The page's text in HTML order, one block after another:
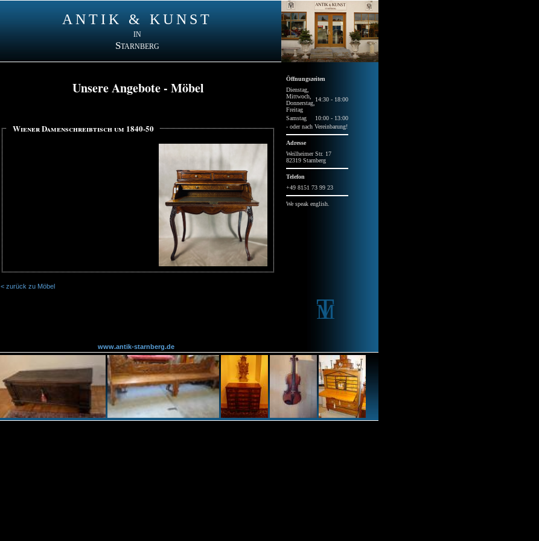
ANTIK & KUNST
in
Starnberg
Unsere Angebote - Möbel
Wiener Damenschreibtisch um 1840-50
< zurück zu Möbel
Öffnungszeiten
Dienstag,
14:30 - 18:00
Mittwoch,
Donnerstag,
Freitag
Samstag
10:00 - 13:00
- oder nach Vereinbarung!
Adresse
Weilheimer Str. 17
82319 Starnberg
Telefon
+49 8151 73 99 23
We speak english.
www.antik-starnberg.de